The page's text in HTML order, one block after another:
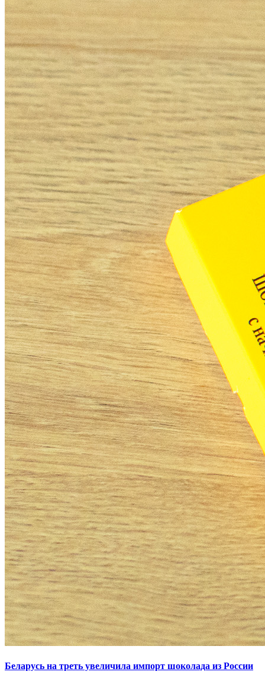
Беларусь на треть увеличила импорт шоколада из России